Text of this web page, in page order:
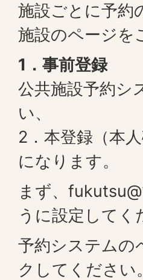
施設ごとに予約
施設のページを
1．事前登録
公共施設予約シ
い、
2．本登録（本
になります。
まず、
うに設定してく
予約システムの
クしてください。